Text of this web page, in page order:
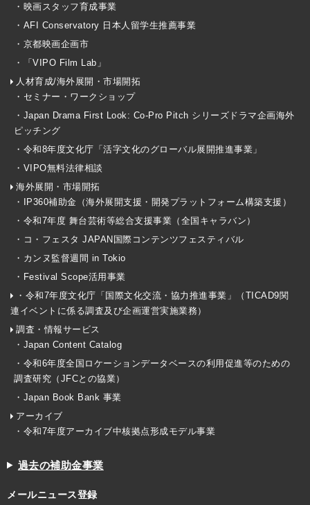
・映画スタッフ育成事業
・AFI Conservatory 日本人留学生推薦事業
・京都映画企画市
・「VIPO Film Lab」
人材育成/海外展開・市場開拓
・セミナー・ワークショップ
・Japan Drama First Look: Co-Pro Pitch シリーズドラマ企画海外
ピッチング
・令和8年度文化庁「活字文化のグローバル展開推進事業」
・VIPO無料法律相談
海外展開・市場開拓
・IP360補助金（海外展開支援・開発プラットフォーム構築支援）
・令和7年度 舞台芸術等総合支援事業（全国キャラバン）
・コ・フェスタ JAPAN国際コンテンツフェスティバル
・カンヌ監督週間 in Tokio
・Festival Scope活用事業
・令和7年度文化庁「国際文化交流・協力推進事業」（TICAD9関
連イベントに係る調査及び企画運営実施業務）
調査・情報サービス
・Japan Content Catalog
・令和6年度全国ロケーションデータベースの利用促進等のための
調査研究（JFCとの協業）
・Japan Book Bank 事業
アーカイブ
・令和7年度アーカイブ中核拠点形成モデル事業
過去の補助金事業
メールニュース登録